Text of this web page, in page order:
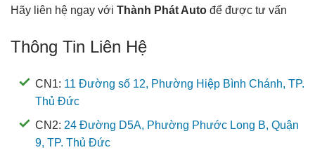
Hãy liên hệ ngay với Thành Phát Auto để được tư vấn
Thông Tin Liên Hệ
CN1: 11 Đường số 12, Phường Hiệp Bình Chánh, TP.
Thủ Đức
CN2: 24 Đường D5A, Phường Phước Long B, Quận
9, TP. Thủ Đức